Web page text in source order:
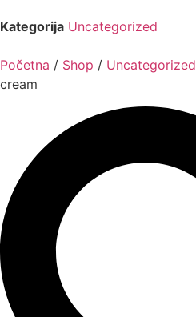
Kategorija Uncategorized
Početna / Shop / Uncategorized
cream